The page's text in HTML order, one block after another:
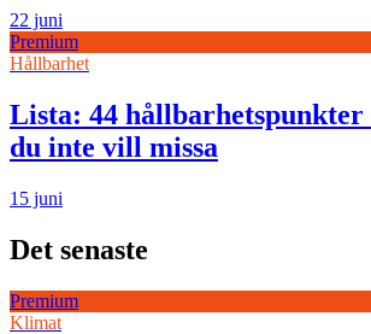
22 juni
Premium
Hållbarhet
Lista: 44 hållbarhetspunkter
du inte vill missa
15 juni
Det senaste
Premium
Klimat